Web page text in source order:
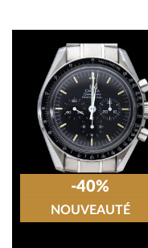
-40%
NOUVEAUTÉ